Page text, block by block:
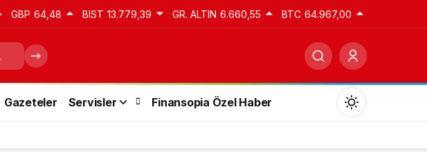
GBP 64,48 BIST 13.779,39 GR. ALTIN 6.660,55 BTC 64.967,00
Gazeteler Servisler Finansopia Özel Haber